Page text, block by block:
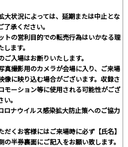
大状況によっては、延期または中止とな
承ください。
トの営利目的での転売行為はいかなる理
ます。
入場はお断りいたします。
真撮影用のカメラが会場に入り、ご来場
像に映り込む場合がございます。収録さ
モーション等に使用される可能性がござ
。
ナウイルス感染拡大防止策へのご協力
くお客様にはご来場時に必ず【氏名】
半券裏面にご記入をお願い致します。